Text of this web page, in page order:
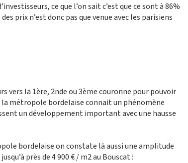
ce que l’on sait c’est que ce sont à 86%
prix n’est donc pas que venue avec les parisiens
vers la 1ère, 2nde ou 3ème couronne pour pouvoir
la métropole bordelaise connait un phénomène
un développement important avec une hausse
bordelaise on constate là aussi une amplitude
près de 4 900 € / m2 au Bouscat :